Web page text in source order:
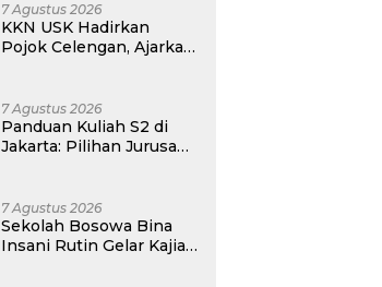
7 Agustus 2026
KKN USK Hadirkan
Pojok Celengan, Ajarkan
7 Agustus 2026
Panduan Kuliah S2 di
Jakarta: Pilihan Jurusan,
7 Agustus 2026
Sekolah Bosowa Bina
Insani Rutin Gelar Kajian